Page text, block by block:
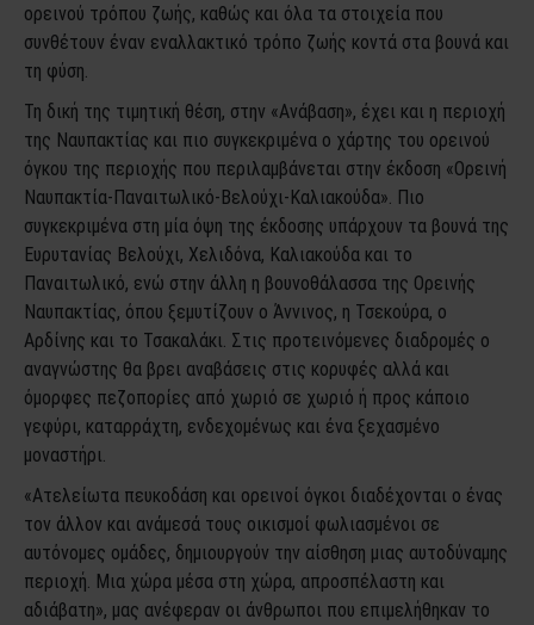
ορεινού τρόπου ζωής, καθώς και όλα τα στοιχεία που
συνθέτουν έναν εναλλακτικό τρόπο ζωής κοντά στα βουνά και
τη φύση.
Τη δική της τιμητική θέση, στην «Ανάβαση», έχει και η περιοχή
της Ναυπακτίας και πιο συγκεκριμένα ο χάρτης του ορεινού
όγκου της περιοχής που περιλαμβάνεται στην έκδοση «Ορεινή
Ναυπακτία-Παναιτωλικό-Βελούχι-Καλιακούδα». Πιο
συγκεκριμένα στη μία όψη της έκδοσης υπάρχουν τα βουνά της
Ευρυτανίας Βελούχι, Χελιδόνα, Καλιακούδα και το
Παναιτωλικό, ενώ στην άλλη η βουνοθάλασσα της Ορεινής
Ναυπακτίας, όπου ξεμυτίζουν ο Άννινος, η Τσεκούρα, ο
Αρδίνης και το Τσακαλάκι. Στις προτεινόμενες διαδρομές ο
αναγνώστης θα βρει αναβάσεις στις κορυφές αλλά και
όμορφες πεζοπορίες από χωριό σε χωριό ή προς κάποιο
γεφύρι, καταρράχτη, ενδεχομένως και ένα ξεχασμένο
μοναστήρι.
«Ατελείωτα πευκοδάση και ορεινοί όγκοι διαδέχονται ο ένας
τον άλλον και ανάμεσά τους οικισμοί φωλιασμένοι σε
αυτόνομες ομάδες, δημιουργούν την αίσθηση μιας αυτοδύναμης
περιοχή. Μια χώρα μέσα στη χώρα, απροσπέλαστη και
αδιάβατη», μας ανέφεραν οι άνθρωποι που επιμελήθηκαν το